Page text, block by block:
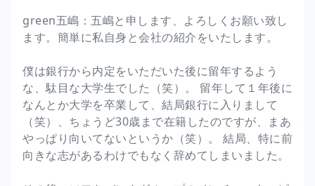
green五嶋：五嶋と申します、よろしくお願い致し
ます。簡単に私自身と会社の紹介をいたします。
僕は銀行から内定をいただいた後に留年するよう
な、駄目な大学生でした（笑）。 留年して１年後に
なんとか大学を卒業して、結局銀行に入りまして
（笑）、ちょうど30歳まで在籍したのですが、まあ
やっぱり向いてないというか（笑）。 結局、特に前
向きな志があるわけでもなく辞めてしまいました。